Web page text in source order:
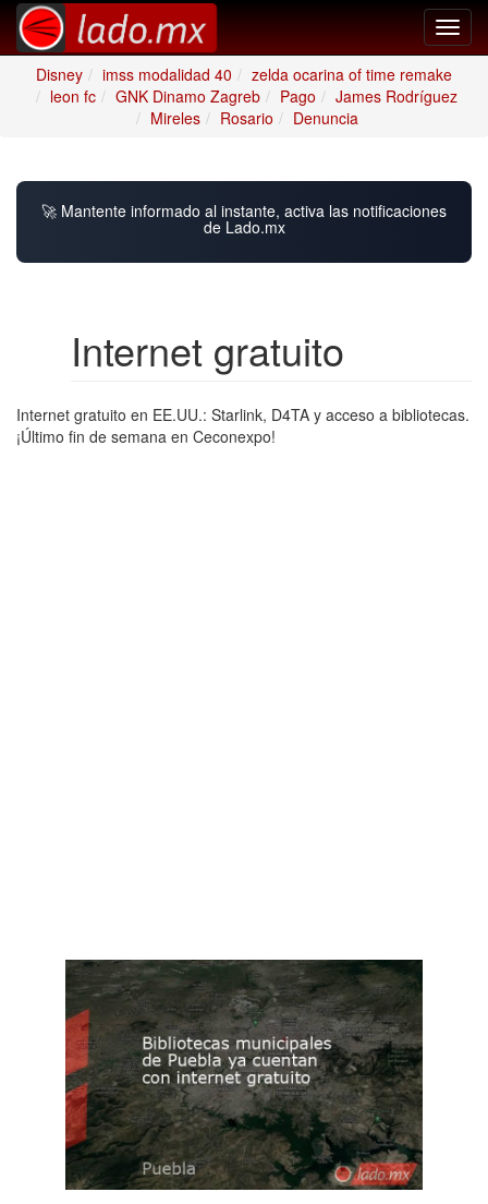
Disney
imss modalidad 40
zelda ocarina of time remake
leon fc
GNK Dinamo Zagreb Pago
James Rodríguez
Mireles
Rosario Denuncia
🚀 Mantente informado al instante, activa las notificaciones
de Lado.mx
Internet gratuito
Internet gratuito en EE.UU.: Starlink, D4TA y acceso a bibliotecas.
¡Último fin de semana en Ceconexpo!